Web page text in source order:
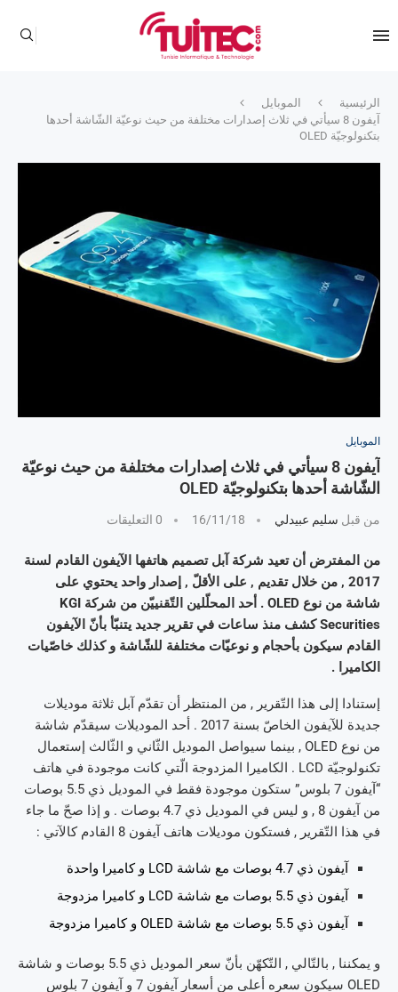
الرئيسية
الموبايل
آيفون 8 سيأتي في ثلاث إصدارات مختلفة من حيث نوعيّة الشّاشة أحدها
بتكنولوجيّة OLED
الموبايل
آيفون 8 سيأتي في ثلاث إصدارات مختلفة من حيث نوعيّة
الشّاشة أحدها بتكنولوجيّة OLED
من قبل سليم عبيدلي 16/11/18 0 التعليقات
من المفترض أن تعيد شركة آبل تصميم هاتفها الآيفون القادم لسنة
2017 , من خلال تقديم , على الأقلّ , إصدار واحد يحتوي على
شاشة من نوع OLED . أحد المحلّلين التّقنييّن من شركة KGI
Securities كشف منذ ساعات في تقرير جديد يتنبّأ بأنّ الآيفون
القادم سيكون بأحجام و نوعيّات مختلفة للشّاشة و كذلك خاصّيات
الكاميرا .
إستنادا إلى هذا التّقرير , من المنتظر أن تقدّم آبل ثلاثة موديلات
جديدة للآيفون الخاصّ بسنة 2017 . أحد الموديلات سيقدّم شاشة
من نوع OLED , بينما سيواصل الموديل الثّاني و الثّالث إستعمال
تكنولوجيّة LCD . الكاميرا المزدوجة الّتي كانت موجودة في هاتف
“آيفون 7 بلوس” ستكون موجودة فقط في الموديل ذي 5.5 بوصات
من آيفون 8 , و ليس في الموديل ذي 4.7 بوصات . و إذا صحّ ما جاء
في هذا التّقرير , فستكون موديلات هاتف آيفون 8 القادم كالآتي :
آيفون ذي 4.7 بوصات مع شاشة LCD و كاميرا واحدة
آيفون ذي 5.5 بوصات مع شاشة LCD و كاميرا مزدوجة
آيفون ذي 5.5 بوصات مع شاشة OLED و كاميرا مزدوجة
و يمكننا , بالتّالي , التّكهّن بأنّ سعر الموديل ذي 5.5 بوصات و شاشة
OLED سيكون سعره أعلى من أسعار آيفون 7 و آيفون 7 بلوس